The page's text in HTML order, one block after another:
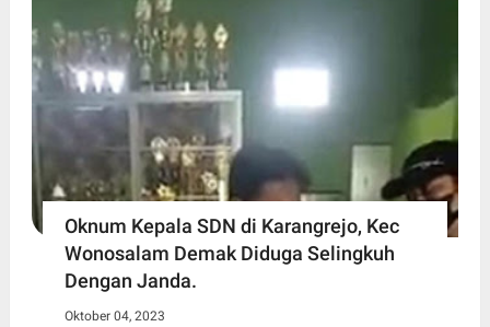
Oknum Kepala SDN di Karangrejo, Kec
Wonosalam Demak Diduga Selingkuh
Dengan Janda.
Oktober 04, 2023